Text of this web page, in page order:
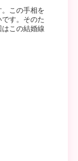
この手相を
す。そのた
この結婚線